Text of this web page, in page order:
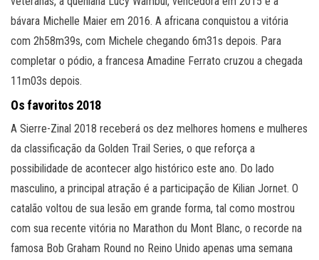
bávara Michelle Maier em 2016. A africana conquistou a vitória
com 2h58m39s, com Michele chegando 6m31s depois. Para
completar o pódio, a francesa Amadine Ferrato cruzou a chegada
11m03s depois.
Os favoritos 2018
A Sierre-Zinal 2018 receberá os dez melhores homens e mulheres
da classificação da Golden Trail Series, o que reforça a
possibilidade de acontecer algo histórico este ano. Do lado
masculino, a principal atração é a participação de Kilian Jornet. O
catalão voltou de sua lesão em grande forma, tal como mostrou
com sua recente vitória no Marathon du Mont Blanc, o recorde na
famosa Bob Graham Round no Reino Unido apenas uma semana